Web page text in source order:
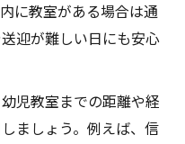
に教室がある場合は通
迎が難しい日にも安心
児教室までの距離や経
ましょう。例えば、信